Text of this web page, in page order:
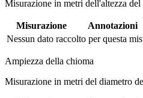
Misurazione in metri dell'altezza del
Misurazione Annotazioni
Nessun dato raccolto per questa
Ampiezza della chioma
Misurazione in metri del diametro